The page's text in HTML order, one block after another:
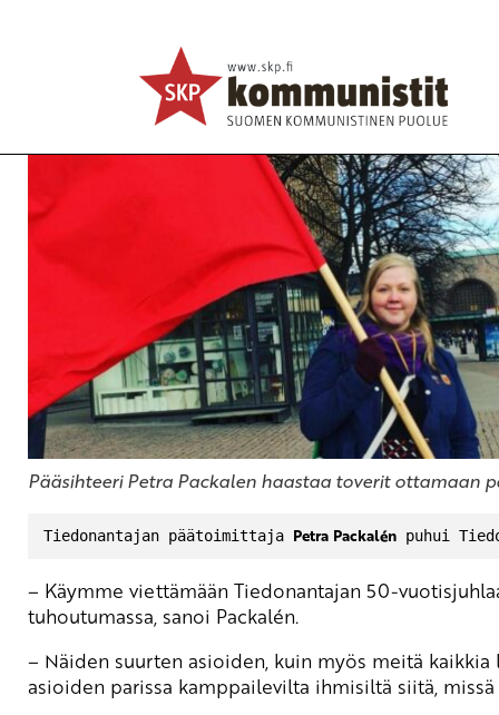
”Tiedonantaja on ainutlaatuinen Suomen
Ajankohtaista Avainsanat:historia,media,Tiedonantaja
26.10.2019 - 15:47
SKP
Pääsihteeri Petra Packalen haastaa toverit ottamaan
Tiedonantajan päätoimittaja Petra Packalén puhui
– Käymme viettämään Tiedonantajan 50-
tuhoutumassa, sanoi Packalén.
– Näiden suurten asioiden, kuin myös meitä
asioiden parissa kamppailevilta ihmisiltä siitä,